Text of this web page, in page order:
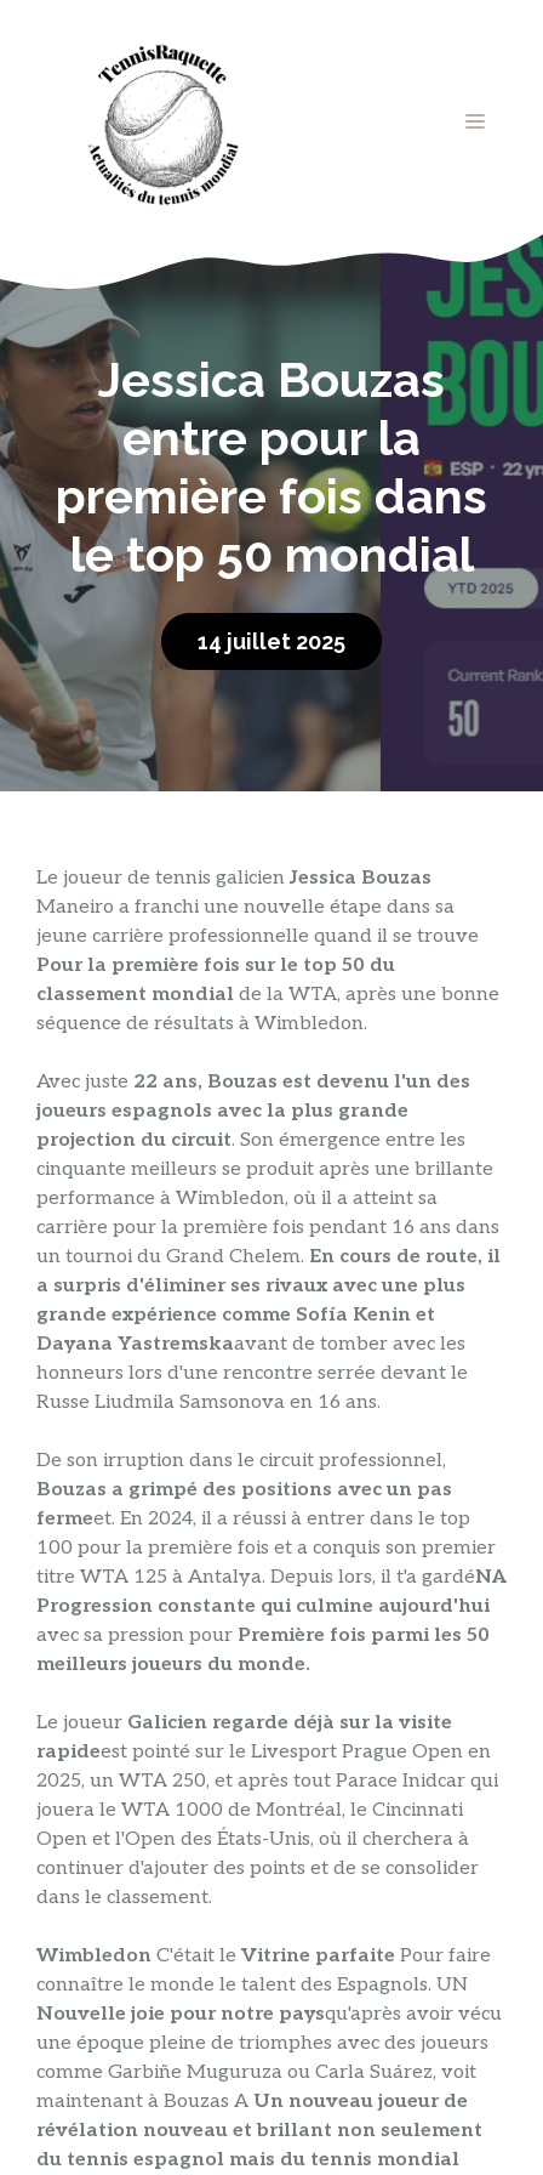
MENU
Jessica Bouzas
entre pour la
première fois dans
le top 50 mondial
14 juillet 2025
Le joueur de tennis galicienJessica Bouzas
Maneiro a franchi une nouvelle étape dans sa
jeune carrière professionnelle quand il se trouve
Pour la première fois sur le top 50 du
classement mondial de la WTA, après une bonne
séquence de résultats à Wimbledon.
Avec juste 22 ans, Bouzas est devenu l'un des
joueurs espagnols avec la plus grande
projection du circuit. Son émergence entre les
cinquante meilleurs se produit après une brillante
performance à Wimbledon, où il a atteint sa
carrière pour la première fois pendant 16 ans dans
un tournoi du Grand Chelem. En cours de route, il
a surpris d'éliminer ses rivaux avec une plus
grande expérience comme Sofía Kenin et
Dayana Yastremskaavant de tomber avec les
honneurs lors d'une rencontre serrée devant le
Russe Liudmila Samsonova en 16 ans.
De son irruption dans le circuit professionnel,
Bouzas a grimpé des positions avec un pas
fermeet. En 2024, il a réussi à entrer dans le top
100 pour la première fois et a conquis son premier
titre WTA 125 à Antalya. Depuis lors, il t'a gardéNA
Progression constante qui culmine aujourd'hui
avec sa pression pour Première fois parmi les 50
meilleurs joueurs du monde.
Le joueur Galicien regarde déjà sur la visite
rapideest pointé sur le Livesport Prague Open en
2025, un WTA 250, et après tout Parace Inidcar qui
jouera le WTA 1000 de Montréal, le Cincinnati
Open et l'Open des États-Unis, où il cherchera à
continuer d'ajouter des points et de se consolider
dans le classement.
Wimbledon C'était le Vitrine parfaite Pour faire
connaître le monde le talent des Espagnols. UN
Nouvelle joie pour notre paysqu'après avoir vécu
une époque pleine de triomphes avec des joueurs
comme Garbiñe Muguruza ou Carla Suárez, voit
maintenant à Bouzas A Un nouveau joueur de
révélation nouveau et brillant non seulement
du tennis espagnol mais du tennis mondial